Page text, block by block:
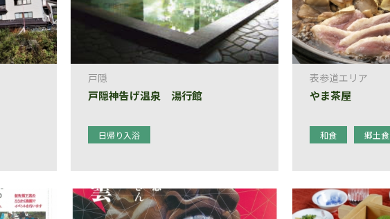
戸隠
戸隠神告げ温泉 湯行館
日帰り入浴
表参道エリア
やま茶屋
和食 郷土食